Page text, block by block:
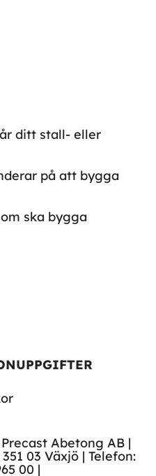
ditt stall- eller
på att bygga
ska bygga
Abetong AB |
03 Växjö | Telefon:
00 |